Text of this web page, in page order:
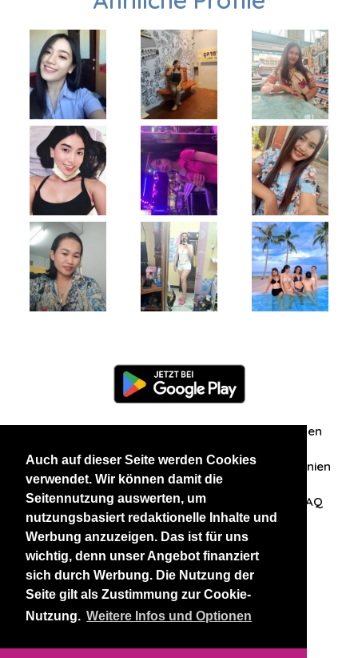
Auch auf dieser Seite werden Cookies
verwendet. Wir können damit die
Seitennutzung auswerten, um
nutzungsbasiert redaktionelle Inhalte und
Werbung anzuzeigen. Das ist für uns
wichtig, denn unser Angebot finanziert
sich durch Werbung. Die Nutzung der
Seite gilt als Zustimmung zur Cookie-
Nutzung. Weitere Infos und Optionen
Zuschriften/Erfahrungen
Datenschutzerklärung AGB Datenschutzrichtlinien
Nehmen Sie Kontakt mit uns auf FAQ
Unsere anderen Websites
BlackAndBeauties RussianKisses